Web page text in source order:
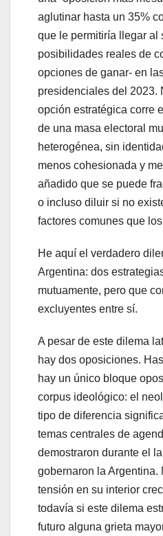
aglutinar hasta un 35%
que le permitiría llegar al
posibilidades reales de
opciones de ganar- en
presidenciales del 2023.
opción estratégica corre
de una masa electoral
heterogénea, sin
menos cohesionada y
añadido que se puede
o incluso diluir si no
factores comunes que
He aquí el verdadero
Argentina: dos
mutuamente, pero que
excluyentes entre sí.
A pesar de este dilema
hay dos oposiciones.
hay un único bloque
corpus ideológico: el
tipo de diferencia
temas centrales de
demostraron durante el
gobernaron la Argentina.
tensión en su interior
todavía si este dilema
futuro alguna grieta